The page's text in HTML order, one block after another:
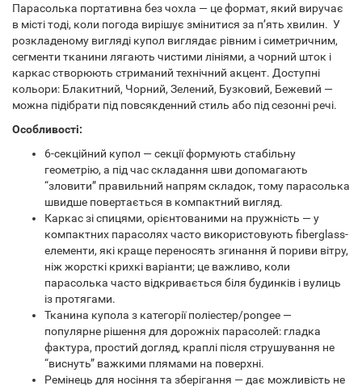
Парасолька портативна без чохла — це формат, який виручає
в місті тоді, коли погода вирішує змінитися за п’ять хвилин. У
розкладеному вигляді купол виглядає рівним і симетричним,
сегменти тканини лягають чистими лініями, а чорний шток і
каркас створюють стриманий технічний акцент. Доступні
кольори: Блакитний, Чорний, Зелений, Бузковий, Бежевий —
можна підібрати під повсякденний стиль або під сезонні речі.
Особливості:
6-секційний купол — секції формують стабільну
геометрію, а під час складання шви допомагають
“зловити” правильний напрям складок, тому парасолька
швидше повертається в компактний вигляд.
Каркас зі спицями, орієнтованими на пружність — у
компактних парасолях часто використовують fiberglass-
елементи, які краще переносять згинання й пориви вітру,
ніж жорсткі крихкі варіанти; це важливо, коли
парасолька часто відкривається біля будинків і вулиць
із протягами.
Тканина купола з категорії поліестер/pongee —
популярне рішення для дорожніх парасолей: гладка
фактура, простий догляд, краплі після струшування не
“виснуть” важкими плямами на поверхні.
Ремінець для носіння та зберігання — дає можливість не